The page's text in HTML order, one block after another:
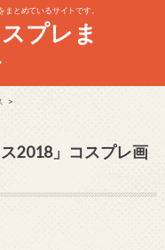
とめているサイトです。
プレま
2018」コスプレ画